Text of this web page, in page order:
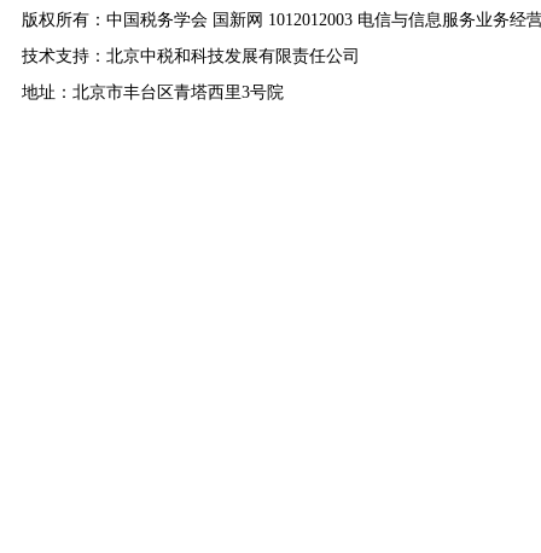
版权所有：中国税务学会 国新网 1012012003 电信与信息服务业务经
技术支持：北京中税和科技发展有限责任公司
地址：北京市丰台区青塔西里3号院